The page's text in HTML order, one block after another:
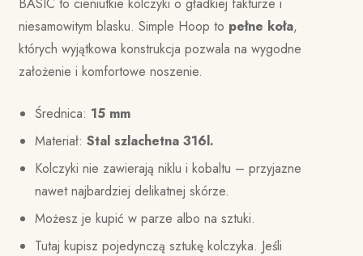
niesamowitym blasku. Simple Hoop to pełne koła,
których wyjątkowa konstrukcja pozwala na wygodne
założenie i komfortowe noszenie.
Średnica: 15 mm
Materiał:Stal szlachetna 316l.
Kolczyki nie zawierają niklu i kobaltu – przyjazne
nawet najbardziej delikatnej skórze.
Możesz je kupić w parze albo na sztuki.
Tutaj kupisz pojedynczą sztukę kolczyka. Jeśli